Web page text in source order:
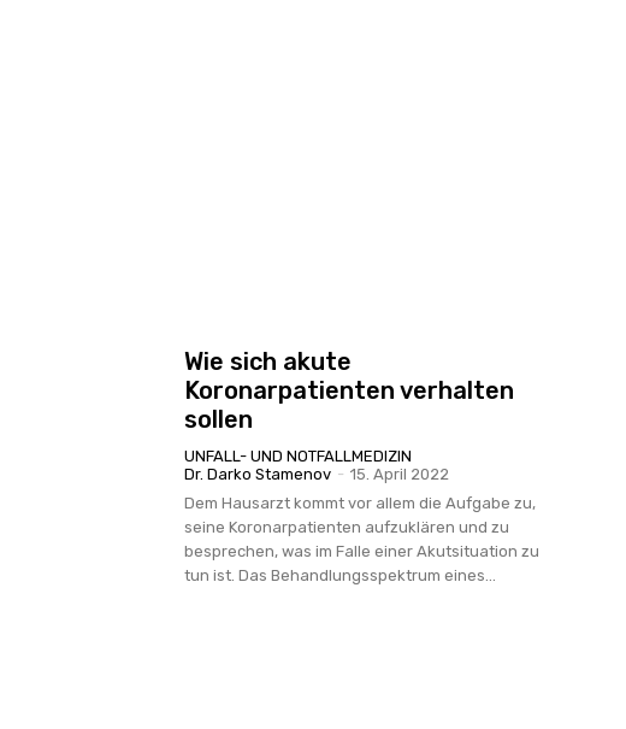
Wie sich akute
Koronarpatienten verhalten
sollen
UNFALL- UND NOTFALLMEDIZIN
Dr. Darko Stamenov - 15. April 2022
Dem Hausarzt kommt vor allem die Aufgabe zu,
seine Koronarpatienten aufzuklären und zu
besprechen, was im Falle einer Akutsituation zu
tun ist. Das Behandlungsspektrum eines...